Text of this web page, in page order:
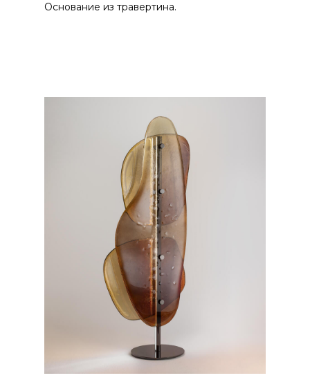
Основание из травертина.